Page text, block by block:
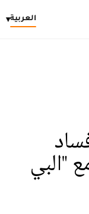
العربية▾
"البي